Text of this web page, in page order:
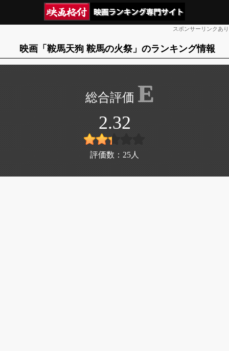
スポンサーリンクあり
映画「鞍馬天狗 鞍馬の火祭」のランキング情報
E
2.32
評価数： 25 人